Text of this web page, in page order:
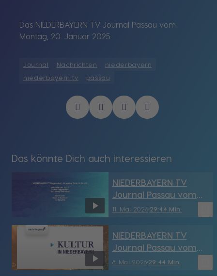
Das NIEDERBAYERN TV Journal Passau vom
Montag, 20. Januar 2025.
Journal Nachrichten
niederbayern
niederbayern tv
passau
Das könnte Dich auch interessieren
11. Mai 202629:44 Min.
NIEDERBAYERN TV
Journal Passau vom
11.05.2026
8. Mai 2026 29:44 Min.
NIEDERBAYERN TV
Journal Passau vom
8.05.2026